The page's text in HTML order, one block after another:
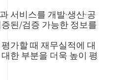
서비스를 개발·생산·공
된/검증 가능한 정보를
가할 때 재무실적에 대
한 부분을 더욱 높이 평